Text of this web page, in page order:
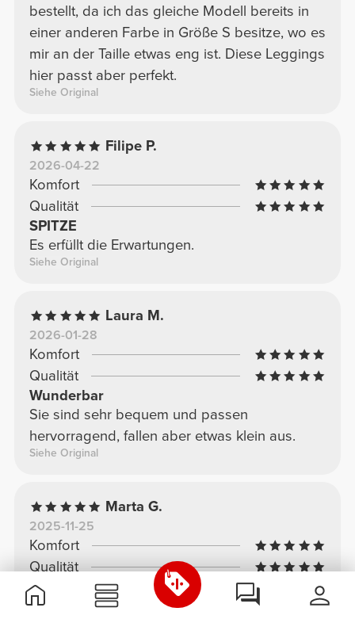
bestellt, da ich das gleiche Modell bereits in
einer anderen Farbe in Größe S besitze, wo es
mir an der Taille etwas eng ist. Diese Leggings
hier passt aber perfekt.
Siehe Original
Filipe P.
2026-04-22
Komfort
Qualität
SPITZE
Es erfüllt die Erwartungen.
Siehe Original
Laura M.
2026-01-28
Komfort
Qualität
Wunderbar
Sie sind sehr bequem und passen
hervorragend, fallen aber etwas klein aus.
Siehe Original
Marta G.
2025-11-25
Komfort
Qualität
MEINUNG
Es entspricht der angegebenen Größe und ist